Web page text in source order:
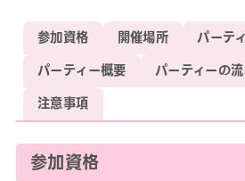
参加資格 開催場所
パーテ
パーティー概要
パーティーの
注意事項
参加資格